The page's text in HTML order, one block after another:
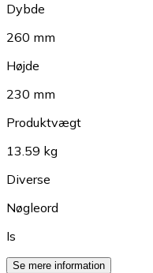
Dybde
260 mm
Højde
230 mm
Produktvægt
13.59 kg
Diverse
Nøgleord
Is
Se mere information